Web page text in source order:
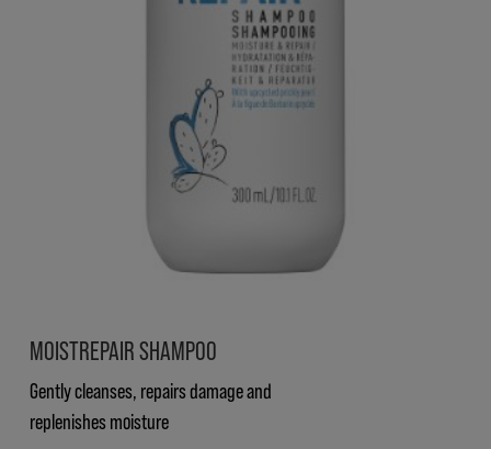
MOISTREPAIR SHAMPOO
Gently cleanses, repairs damage and
replenishes moisture